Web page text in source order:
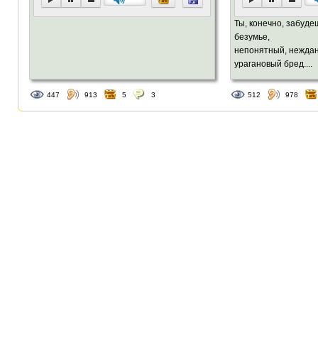
447 913 5 3
Ты, конечно,
безумье,
непонятный,
урагановый бред....
512 978